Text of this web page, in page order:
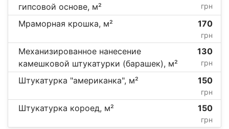
гипсовой основе, м²
грн
Мраморная крошка, м² 170
грн
Механизированное нанесение
камешковой штукатурки (барашек), м²
130
грн
Штукатурка "американка", м² 150
грн
Штукатурка короед, м² 150
грн